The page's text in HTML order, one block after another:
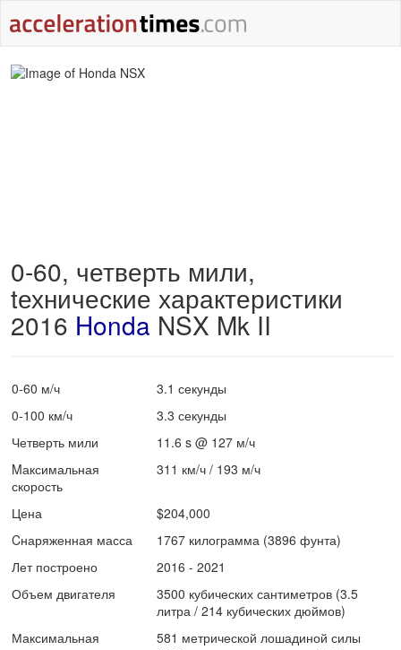
0-60, четверть мили,
tехнические характеристики
2016 Honda NSX Mk II
0-60 м/ч
3.1 секунды
0-100 км/ч
3.3 секунды
Четверть мили
11.6 s @ 127 м/ч
Mаксимальная
скорость
311 км/ч / 193 м/ч
Цена
$204,000
Cнаряженная масса
1767 килограмма (3896 фунта)
Лет построено
2016 - 2021
Объем двигателя
3500 кубических сантиметров (3.5
литра / 214 кубических дюймов)
Максимальная
581 метрической лошадиной силы